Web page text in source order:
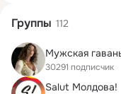
Группы 112
Мужская
30291 подписчик
Salut Молдова!